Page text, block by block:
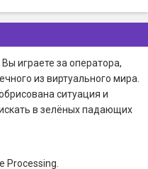
играете за оператора,
из виртуального мира.
ситуация и
в зелёных падающих
Processing.